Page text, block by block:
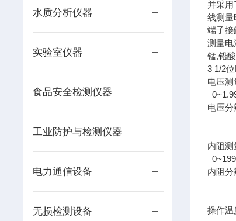
水质分析仪器
实验室仪器
食品安全检测仪器
工业防护与检测仪器
电力通信设备
无损检测设备
并采用
线测量
端子接
测量电
锰,铅
3 1/2
电压测
电压分
内阻测
内阻
操作温